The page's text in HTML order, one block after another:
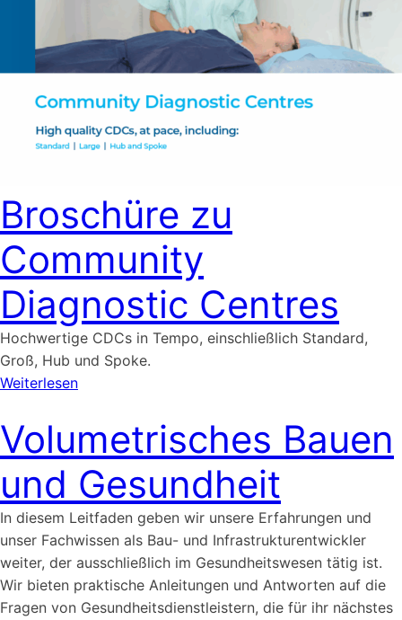
Broschüre zu
Community
Diagnostic Centres
Hochwertige CDCs in Tempo, einschließlich Standard,
Groß, Hub und Spoke.
Weiterlesen
Volumetrisches Bauen
und Gesundheit
In diesem Leitfaden geben wir unsere Erfahrungen und
unser Fachwissen als Bau- und Infrastrukturentwickler
weiter, der ausschließlich im Gesundheitswesen tätig ist.
Wir bieten praktische Anleitungen und Antworten auf die
Fragen von Gesundheitsdienstleistern, die für ihr nächstes